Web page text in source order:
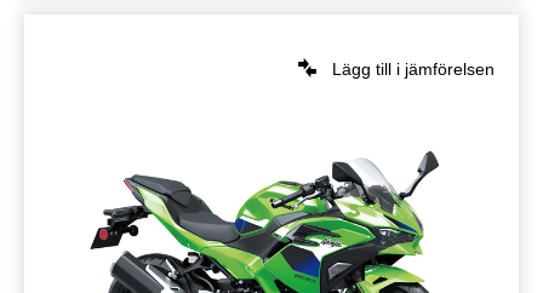
Lägg till i jämförelsen